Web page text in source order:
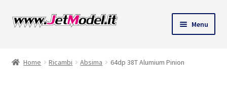
Vai
alla
Vai
Menu
Home Ricambi Absima 64dp 38T Alumium Pinion